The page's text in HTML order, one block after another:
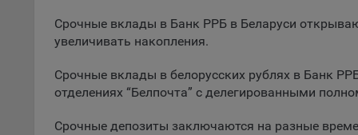
файлы
Срочные вклады в Банк РРБ в Беларуси
увеличивать накопления.
Срочные вклады в белорусских рублях в Банк
отделениях “Белпочта” с делегированными
Срочные депозиты заключаются на разные